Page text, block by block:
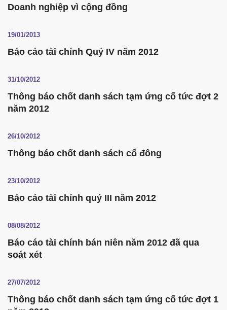
Doanh nghiệp vì cộng đồng
19/01/2013
Báo cáo tài chính Quý IV năm 2012
31/10/2012
Thông báo chốt danh sách tạm ứng cổ tức đợt 2
năm 2012
26/10/2012
Thông báo chốt danh sách cổ đông
23/10/2012
Báo cáo tài chính quý III năm 2012
08/08/2012
Báo cáo tài chính bán niên năm 2012 đã qua
soát xét
27/07/2012
Thông báo chốt danh sách tạm ứng cổ tức đợt 1